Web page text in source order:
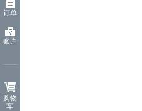
订单
账户
购物
车